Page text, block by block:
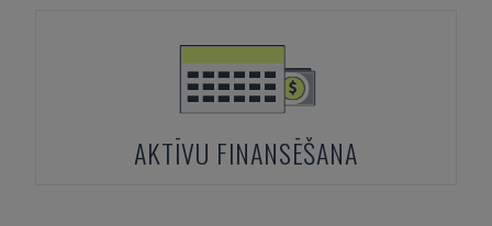
AKTĪVU FINANSĒŠANA